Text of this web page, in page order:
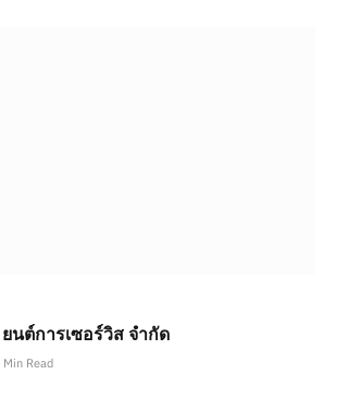
นต์การเซอร์วิส จำกัด
Min Read